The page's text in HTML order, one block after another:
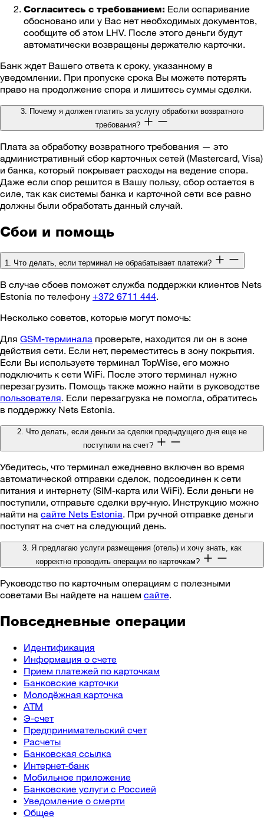
Согласитесь с требованием: Если оспаривание
обосновано или у Вас нет необходимых документов,
сообщите об этом LHV. После этого деньги будут
автоматически возвращены держателю карточки.
Банк ждет Вашего ответа к сроку, указанному в
уведомлении. При пропуске срока Вы можете потерять
право на продолжение спора и лишитесь суммы сделки.
3. Почему я должен платить за услугу обработки возвратного
требования?
Плата за обработку возвратного требования — это
административный сбор карточных сетей (Mastercard, Visa)
и банка, который покрывает расходы на ведение спора.
Даже если спор решится в Вашу пользу, сбор остается в
силе, так как системы банка и карточной сети все равно
должны были обработать данный случай.
Сбои и помощь
1. Что делать, если терминал не обрабатывает платежи?
В случае сбоев поможет служба поддержки клиентов Nets
Estonia по телефону +372 6711 444.
Несколько советов, которые могут помочь:
Для GSM-терминала проверьте, находится ли он в зоне
действия сети. Если нет, переместитесь в зону покрытия.
Если Вы используете терминал TopWise, его можно
подключить к сети WiFi. После этого терминал нужно
перезагрузить. Помощь также можно найти в руководстве
пользователя. Если перезагрузка не помогла, обратитесь
в поддержку Nets Estonia.
2. Что делать, если деньги за сделки предыдущего дня еще не
поступили на счет?
Убедитесь, что терминал ежедневно включен во время
автоматической отправки сделок, подсоединен к сети
питания и интернету (SIM-карта или WiFi). Если деньги не
поступили, отправьте сделки вручную. Инструкцию можно
найти на сайте Nets Estonia. При ручной отправке деньги
поступят на счет на следующий день.
3. Я предлагаю услуги размещения (отель) и хочу знать, как
корректно проводить операции по карточкам?
Руководство по карточным операциям с полезными
советами Вы найдете на нашем сайте.
Повседневные операции
Идентификация
Информация о счете
Прием платежей по карточкам
Банковские карточки
Молодёжная карточка
ATM
Э-счет
Предпринимательский счет
Расчеты
Банковская ссылка
Интернет-банк
Мобильное приложение
Банковские услуги с Россией
Уведомление о смерти
Общее